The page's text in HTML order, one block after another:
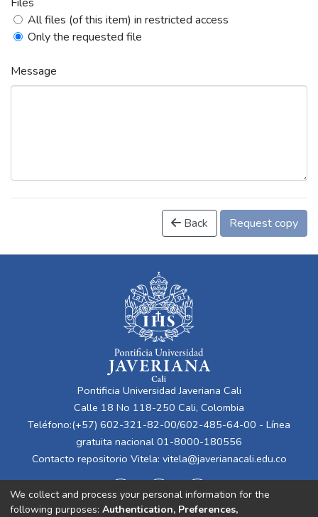
All files (of this item) in restricted access
Only the requested file
Message
Back Request copy
Pontificia Universidad Javeriana Cali
Calle 18 No 118-250 Cali, Colombia
Teléfono:(+57) 602-321-82-00/602-485-64-00 - Línea
gratuita nacional 01-8000-180556
Contacto repositorio Vitela: vitela@javerianacali.edu.co
We collect and process your personal information for the
following purposes: Authentication, Preferences,